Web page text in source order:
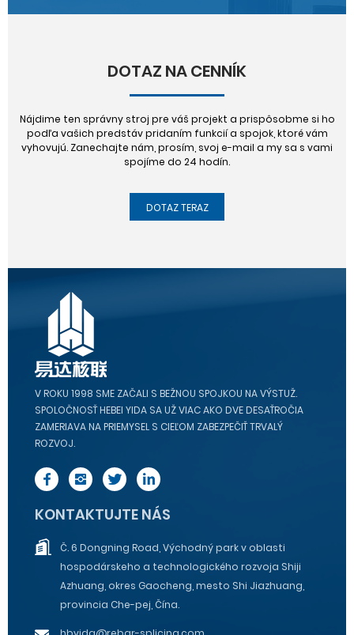
DOTAZ NA CENNÍK
Nájdime ten správny stroj pre váš projekt a prispôsobme si ho
podľa vašich predstáv pridaním funkcií a spojok, ktoré vám
vyhovujú. Zanechajte nám, prosím, svoj e-mail a my sa s vami
spojíme do 24 hodín.
DOTAZ TERAZ
V ROKU 1998 SME ZAČALI S BEŽNOU SPOJKOU NA VÝSTUŽ.
SPOLOČNOSŤ HEBEI YIDA SA UŽ VIAC AKO DVE DESAŤROČIA
ZAMERIAVA NA PRIEMYSEL S CIEĽOM ZABEZPEČIŤ TRVALÝ
ROZVOJ.
KONTAKTUJTE NÁS
Č. 6 Dongning Road, Východný park v oblasti
hospodárskeho a technologického rozvoja Shiji
Azhuang, okres Gaocheng, mesto Shi Jiazhuang,
provincia Che-pej, Čína.